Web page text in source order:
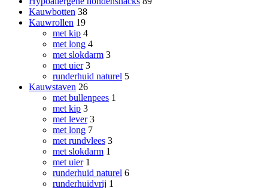
Kauwbotten 38
Kauwrollen 19
met kip 4
met long 4
met slokdarm 3
met uier 3
runderhuid naturel 5
Kauwstaven 26
met bullenpees 1
met kip 3
met lever 3
met long 7
met rundvlees 3
met slokdarm 1
met uier 1
runderhuid naturel 6
runderhuidvrij 1